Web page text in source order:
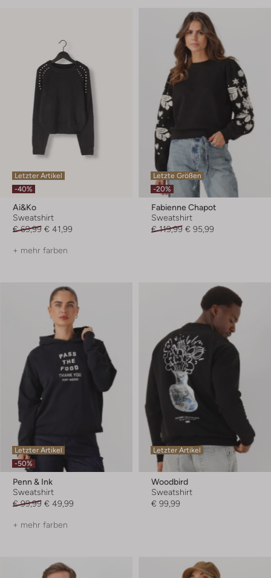
Letzter Artikel
-40%
Ai&ko
Sweatshirt
€ 69,99 € 41,99
+ mehr farben
Letzte Größen
-20%
Fabienne Chapot
Sweatshirt
€ 119,99 € 95,99
Letzter Artikel
-50%
Penn & Ink
Sweatshirt
€ 99,99 € 49,99
+ mehr farben
Letzter Artikel
Woodbird
Sweatshirt
€ 99,99